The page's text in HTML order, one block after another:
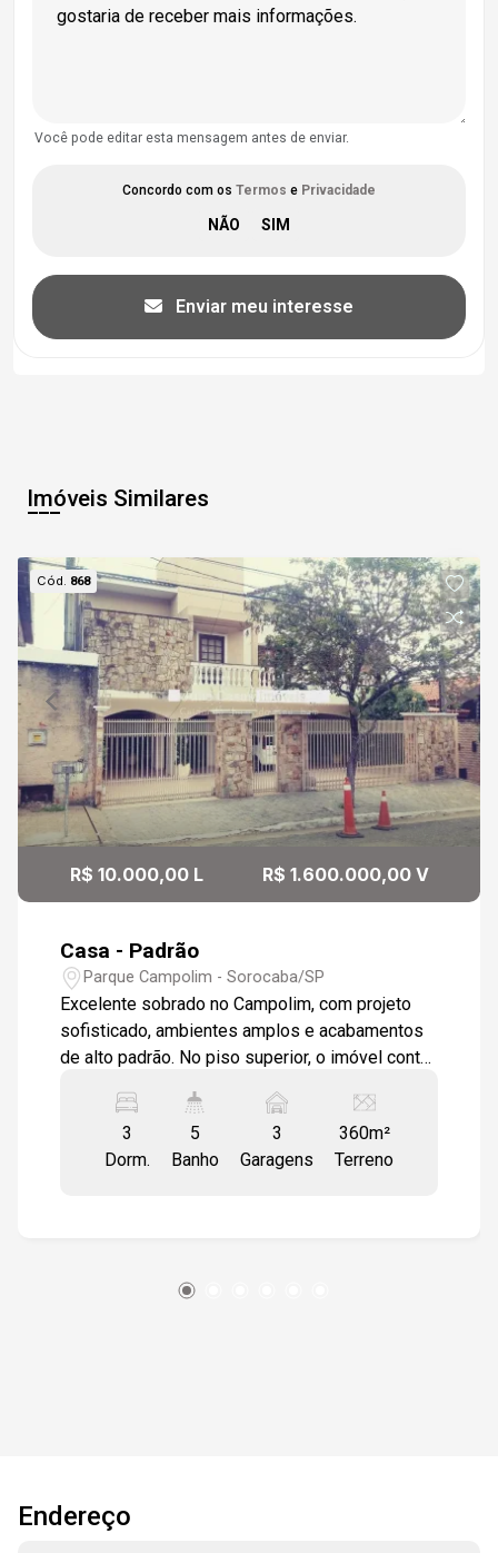
Você pode editar esta mensagem antes de enviar.
Concordo com os Termos e Privacidade
Enviar meu interesse
Imóveis Similares
Cód. 868
R$ 10.000,00 L R$ 1.600.000,00 V
Casa - Padrão
Parque Campolim - Sorocaba/SP
Excelente sobrado no Campolim, com projeto
sofisticado, ambientes amplos e acabamentos
de alto padrão. No piso superior, o imóvel conta
closet e banheira, além de sala de estar e sala
de TV privativa. Já no piso térreo, dispõe de
escritório, lavabo, amplo living com pé-direito
proporcionando excelente estrutura para lazer e
interno de segurança, aquecimento solar,
armários planejados e ar-condicionado
3
Dorm.
5
Banho
3
Garagens
360m²
Terreno
Endereço